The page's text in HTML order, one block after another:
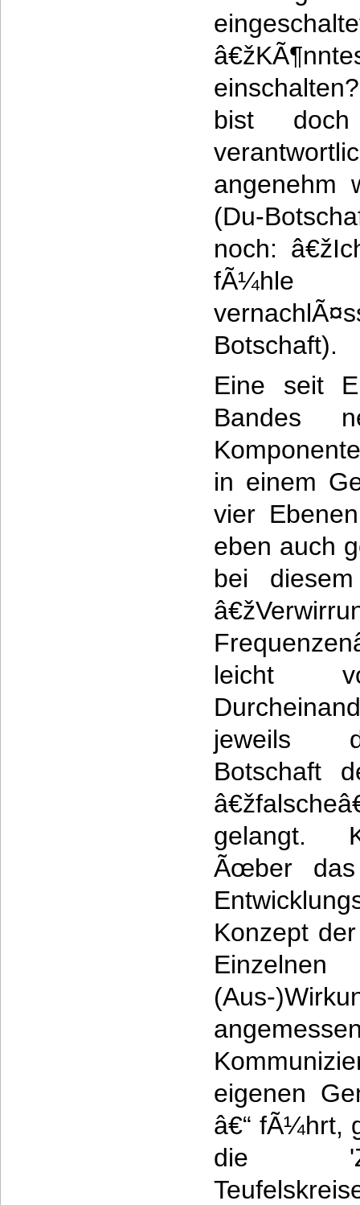
bist
angenehm
(Du-
noch:
fÃ¼hle
Botschaft).
Eine seit
Bandes
in einem
vier
eben auch
bei
leicht
jeweils
Botschaft
gelangt.
Ãœber
Konzept
(Aus-
eigenen
â€“ fÃ¼hrt,
die